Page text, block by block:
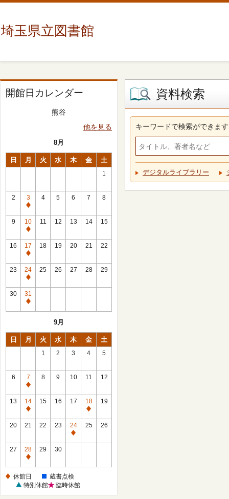
埼玉県立図書館
開館日カレンダー
熊谷
他を見る
8月
日 月 火 水 木 金 土
1
2
3
休
館
日
4 5 6 7 8
9
10
休
館
日
11 12 13 14 15
16
17
休
館
日
18 19 20 21 22
23
24
休
館
日
25 26 27 28 29
30
31
休
9月
日 月 火 水 木 金 土
1 2 3 4 5
6
7
休
館
日
8 9 10 11 12
13
14
休
館
15 16 17
18
休
館
19
20 21 22 23
24
休
25 26
27
28
休
日
29 30
休館日
蔵書点検
特別休館
臨時休館
資料検索
キーワードで検索ができます
デジタルライブラリー